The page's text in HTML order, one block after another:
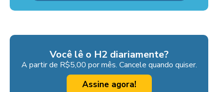
Você lê o H2 diariamente?
A partir de R$5,00 por mês. Cancele quando quiser.
Assine agora!